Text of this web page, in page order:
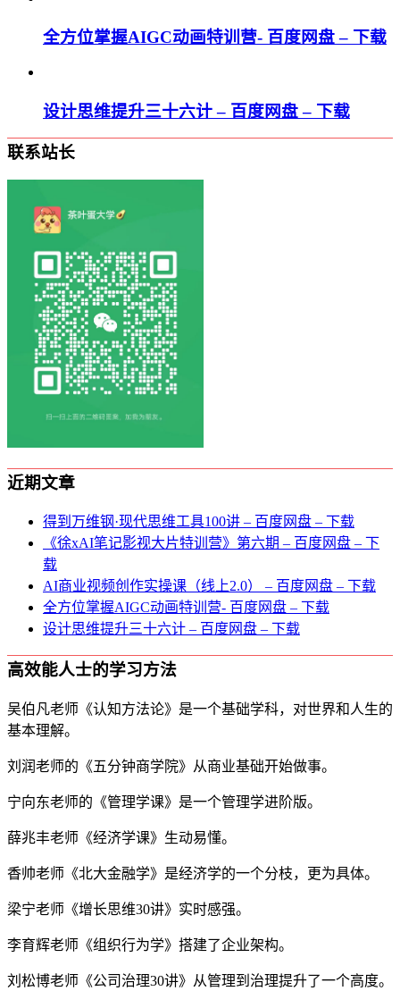
全方位掌握AIGC动画特训营- 百度网盘 – 下载
设计思维提升三十六计 – 百度网盘 – 下载
联系站长
近期文章
得到万维钢·现代思维⼯具100讲 – 百度网盘 – 下载
《徐xAI笔记影视大片特训营》第六期 – 百度网盘 – 下
载
AI商业视频创作实操课（线上2.0） – 百度网盘 – 下载
全方位掌握AIGC动画特训营- 百度网盘 – 下载
设计思维提升三十六计 – 百度网盘 – 下载
高效能人士的学习方法
吴伯凡老师《认知方法论》是一个基础学科，对世界和人生的
基本理解。
刘润老师的《五分钟商学院》从商业基础开始做事。
宁向东老师的《管理学课》是一个管理学进阶版。
薛兆丰老师《经济学课》生动易懂。
香帅老师《北大金融学》是经济学的一个分枝，更为具体。
梁宁老师《增长思维30讲》实时感强。
李育辉老师《组织行为学》搭建了企业架构。
刘松博老师《公司治理30讲》从管理到治理提升了一个高度。